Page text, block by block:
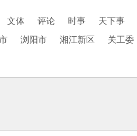
文体 评论 时事 天下事
浏阳市 湘江新区 关工委